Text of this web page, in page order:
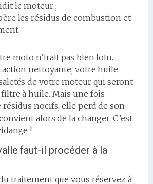
le moteur ;
les résidus de combustion et
moto n’irait pas bien loin.
action nettoyante, votre huile
de votre moteur qui seront
filtre à huile. Mais une fois
résidus nocifs, elle perd de son
alors de la changer. C’est
!
faut-il procéder à la
traitement que vous réservez à